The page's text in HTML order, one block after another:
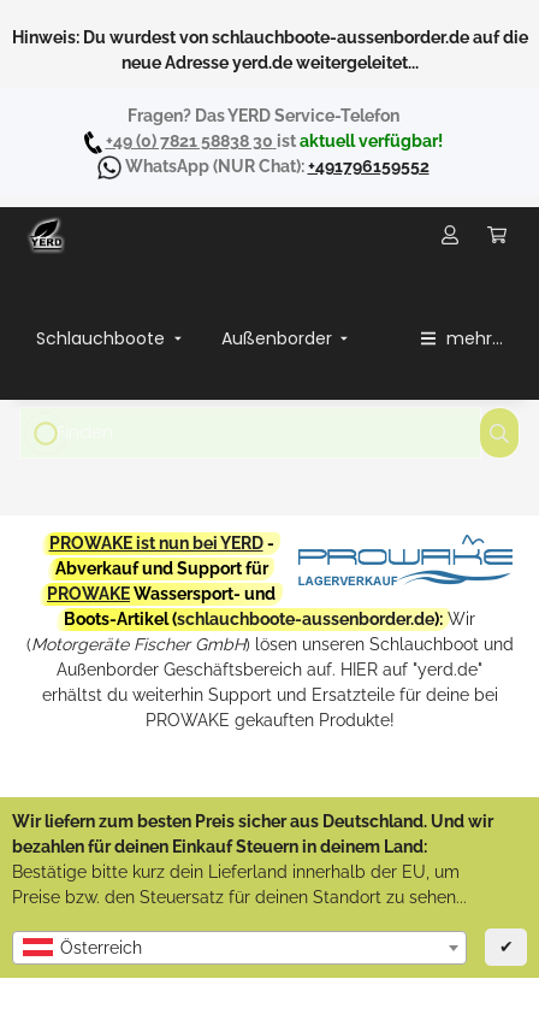
Hinweis: Du wurdest von schlauchboote-aussenborder.de auf die
neue Adresse yerd.de weitergeleitet...
Fragen? Das YERD Service-Telefon
+49 (0) 7821 58838 30 istaktuell verfügbar!
WhatsApp(NUR Chat):+491796159552
Schlauchboote Außenborder mehr...
PROWAKE ist nun bei YERD-
Abverkauf und Support für
PROWAKEWassersport- und
Boots-Artikel (schlauchboote-aussenborder.de): Wir
(Motorgeräte Fischer GmbH) lösen unseren Schlauchboot und
Außenborder Geschäftsbereich auf. HIER auf "yerd.de"
erhältst du weiterhin Support und Ersatzteile für deine bei
PROWAKE gekauften Produkte!
Wir liefern zum besten Preis sicher aus Deutschland. Und wir
bezahlen für deinen Einkauf Steuern in deinem Land:
Bestätige bitte kurz dein Lieferland innerhalb der EU, um
Preise bzw. den Steuersatz für deinen Standort zu sehen...
Österreich ✔